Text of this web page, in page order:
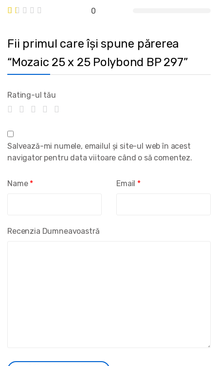
0
Fii primul care își spune părerea
“Mozaic 25 x 25 Polybond BP 297”
Rating-ul tău
Recenzia Dumneavoastră
Name * Email *
Salvează-mi numele, emailul și site-ul web în acest
navigator pentru data viitoare când o să comentez.